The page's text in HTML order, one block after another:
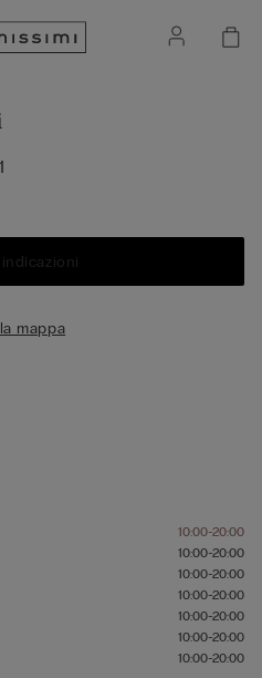
mappa
10:00-20:00
10:00-20:00
10:00-20:00
10:00-20:00
10:00-20:00
10:00-20:00
10:00-20:00